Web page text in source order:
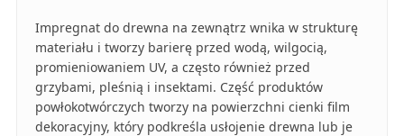
Impregnat do drewna na zewnątrz wnika w strukturę
materiału i tworzy barierę przed wodą, wilgocią,
promieniowaniem UV, a często również przed
grzybami, pleśnią i insektami. Część produktów
powłokotwórczych tworzy na powierzchni cienki film
dekoracyjny, który podkreśla usłojenie drewna lub je